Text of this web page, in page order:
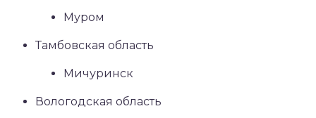
Муром
Тамбовская область
Мичуринск
Вологодская область